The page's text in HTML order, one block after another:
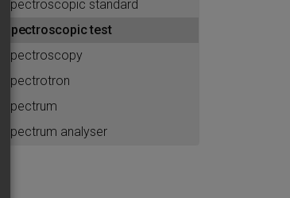
spectroscopic standard
spectroscopic test
spectroscopy
spectrotron
spectrum
spectrum analyser